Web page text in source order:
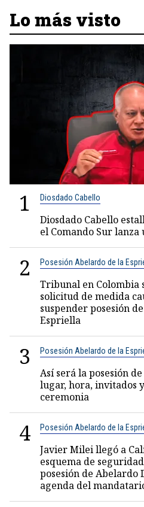
Lo más visto
1 Diosdado Cabello
Diosdado Cabello
el Comando Sur
2 Posesión Abelardo de la
Tribunal en Colombia
solicitud de medida
suspender posesión
Espriella
3 Posesión Abelardo de la
Así será la posesión
lugar, hora, invitados
ceremonia
4 Posesión Abelardo de la
Javier Milei llegó a
esquema de
posesión de Abelardo
agenda del